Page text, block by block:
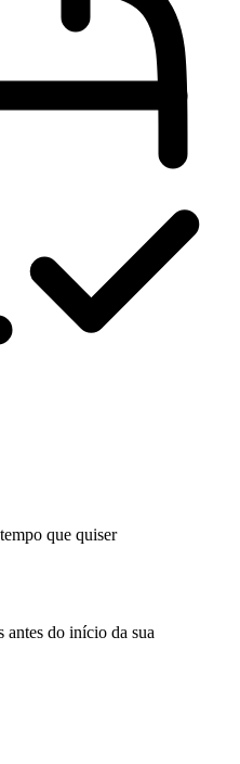
que quiser
antes do início da sua